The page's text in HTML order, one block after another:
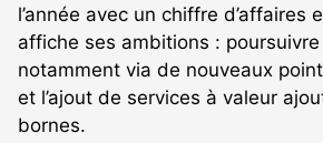
l’année avec un chiffre d’affaires
affiche ses ambitions :
notamment via de nouveaux
et l’ajout de services à valeur
bornes.